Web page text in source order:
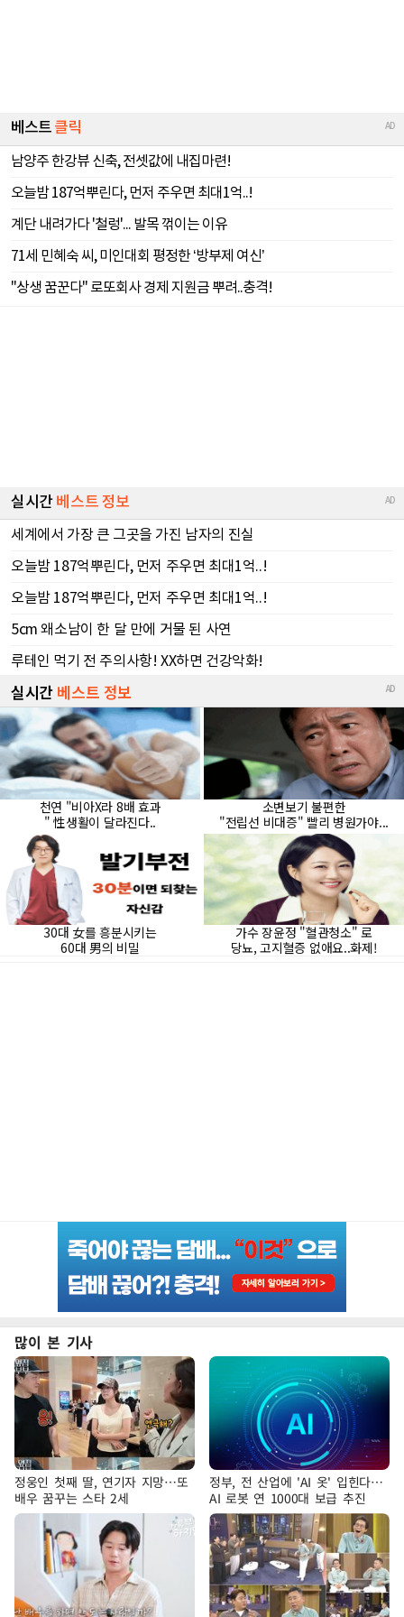
많이 본 기사
정웅인 첫째 딸, 연기자 지망…또
배우 꿈꾸는 스타 2세
정부, 전 산업에 'AI 옷' 입힌다…
AI 로봇 연 1000대 보급 추진